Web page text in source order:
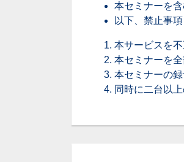
本セミナーを
以下、禁止事項
本サービスを
本セミナーを
本セミナーの
同時に二台以